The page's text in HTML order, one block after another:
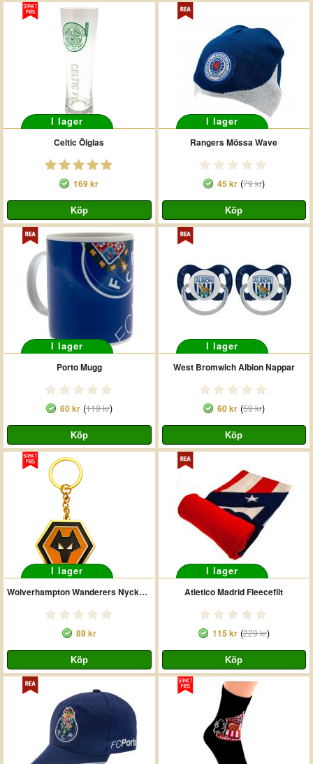
I lager
Celtic Ölglas
169 kr
I lager
Rangers Mössa Wave
45 kr(79 kr)
I lager
Porto Mugg
60 kr(119 kr)
I lager
West Bromwich Albion Nappar
60 kr(59 kr)
I lager
Wolverhampton Wanderers Nyckelring
89 kr
I lager
Atletico Madrid Fleecefilt
115 kr(229 kr)